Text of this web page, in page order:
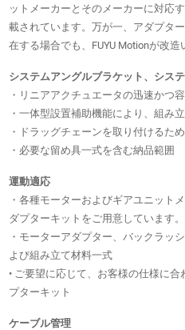
ットメーカーとそのメーカーに対応
載されています。万が一、アダプタ
在する場合でも、FUYU Motionが改造
システムアングルブラケット、シス
・リニアアクチュエータの迅速かつ
・一体型設置補助機能により、組み
・ドラッグチェーンを取り付けるた
・必要な留め具一式を含む納品範囲
運動適応
・各種モーターおよびギアユニット
ダプターキットをご用意しています。
・モーターアダプター、バックラッ
よび組み立て材料一式
• ご要望に応じて、お客様の仕様に
プターキット
ケーブル管理